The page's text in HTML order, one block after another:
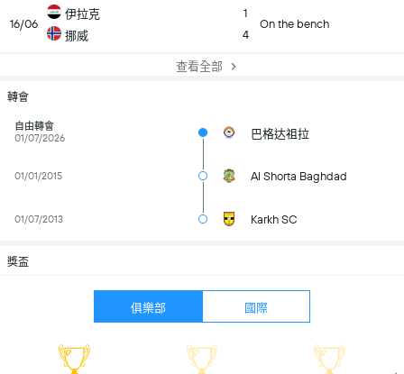
16/06
伊拉克
挪威
1
4
On the bench
查看全部
轉會
自由轉會
01/07/2026
巴格达祖拉
01/01/2015 Al Shorta Baghdad
01/07/2013 Karkh SC
獎盃
俱樂部 國際